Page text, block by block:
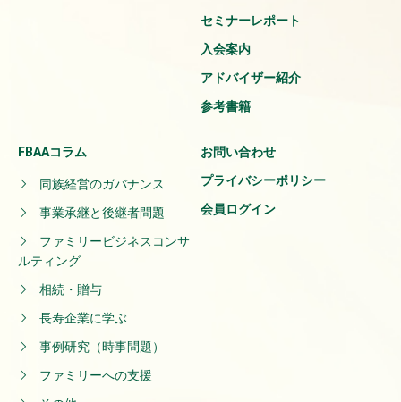
セミナーレポート
入会案内
アドバイザー紹介
参考書籍
FBAAコラム
同族経営のガバナンス
事業承継と後継者問題
ファミリービジネスコンサ
ルティング
相続・贈与
長寿企業に学ぶ
事例研究（時事問題）
ファミリーへの支援
お問い合わせ
プライバシーポリシー
会員ログイン